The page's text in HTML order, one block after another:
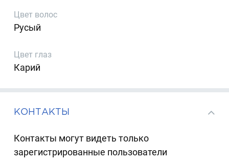
Цвет волос
Русый
Цвет глаз
Карий
КОНТАКТЫ
Контакты могут видеть только
зарегистрированные пользователи